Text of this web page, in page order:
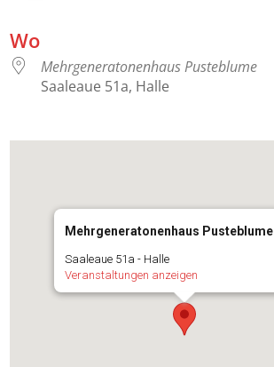
Wo
Mehrgeneratonenhaus Pusteblume
Saaleaue 51a, Halle
Mehrgeneratonenhaus Pusteblume
Saaleaue 51a - Halle
Veranstaltungen anzeigen